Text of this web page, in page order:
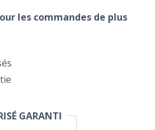
les commandes de plus
GARANTI